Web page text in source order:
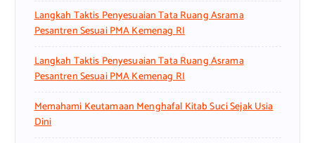
Langkah Taktis Penyesuaian Tata Ruang Asrama
Pesantren Sesuai PMA Kemenag RI
Langkah Taktis Penyesuaian Tata Ruang Asrama
Pesantren Sesuai PMA Kemenag RI
Memahami Keutamaan Menghafal Kitab Suci Sejak Usia
Dini